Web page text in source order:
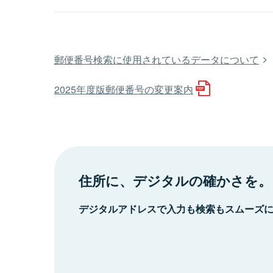
郵便番号検索に使用されているデータについて
2025年度版郵便番号の変更案内
住所に、デジタルの確かさを。
デジタルアドレスで入力も検索もスムーズ